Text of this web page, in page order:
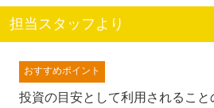
担当スタッフより
おすすめポイント
投資の目安として利用されるこ